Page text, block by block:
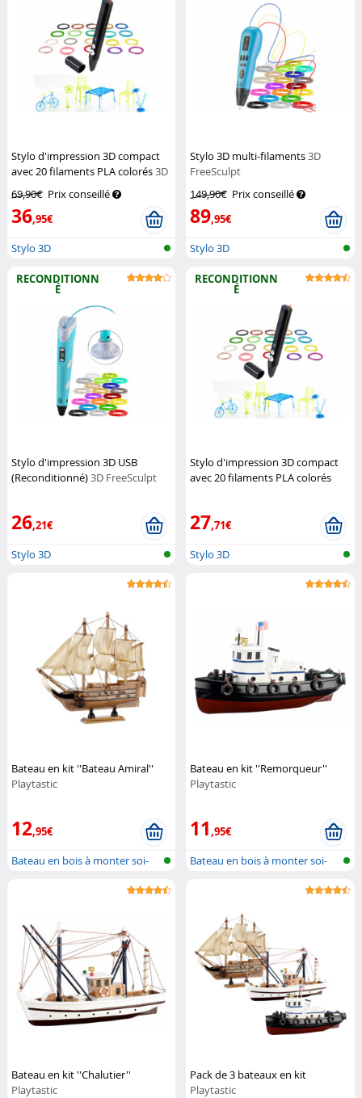
Stylo d'impression 3D compact
avec 20 filaments PLA colorés3D
69,90€ Prix conseillé
36,95€
Stylo 3D
Stylo 3D multi-filaments3D
FreeSculpt
149,90€ Prix conseillé
89,95€
Stylo 3D
RECONDITIONN
É
Stylo d'impression 3D USB
(Reconditionné)3D FreeSculpt
26,21€
Stylo 3D
RECONDITIONN
É
Stylo d'impression 3D compact
avec 20 filaments PLA colorés
27,71€
Stylo 3D
Bateau en kit ''Bateau Amiral''
Playtastic
12,95€
Bateau en bois à monter soi-
Bateau en kit ''Remorqueur''
Playtastic
11,95€
Bateau en bois à monter soi-
Bateau en kit ''Chalutier''
Playtastic
Pack de 3 bateaux en kit
Playtastic